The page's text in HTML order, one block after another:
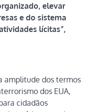
elevar
e do sistema
lícitas”,
amplitude dos termos
dos EUA,
cidadãos